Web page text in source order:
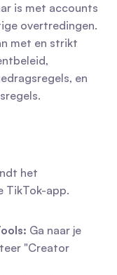
is met accounts
overtredingen.
met en strikt
en
het
TikTok-app.
Ga naar je
"Creator